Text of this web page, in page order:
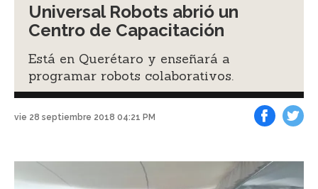
Universal Robots abrió un
Centro de Capacitación
Está en Querétaro y enseñará a
programar robots colaborativos.
vie 28 septiembre 2018 04:21 PM